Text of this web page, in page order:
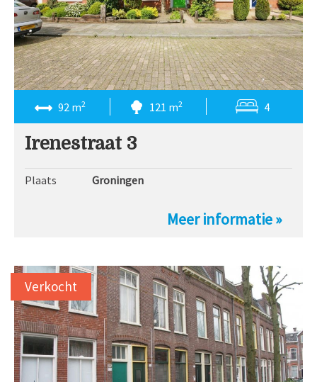
92 m2 121 m2 4
Irenestraat 3
Plaats Groningen
Meer informatie »
Verkocht